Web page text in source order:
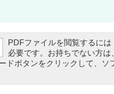
PDFファイルを閲覧するに
必要です。お持ちでない方
ドボタンをクリックして、